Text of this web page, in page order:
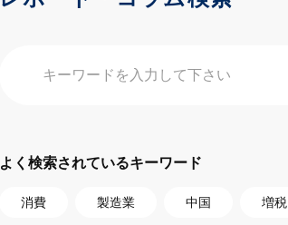
よく検索されているキーワード
消費 製造業 中国 増税